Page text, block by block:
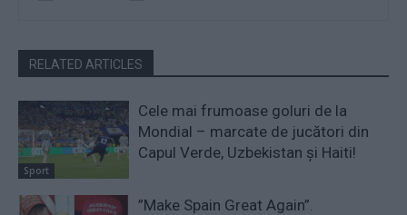
RELATED ARTICLES
Sport
Cele mai frumoase goluri de la
Mondial – marcate de jucători din
Capul Verde, Uzbekistan și Haiti!
”Make Spain Great Again”.